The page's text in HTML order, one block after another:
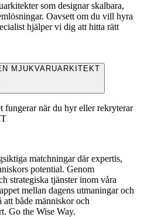
som designar skalbara,
Oavsett om du vill hyra
hjälper vi dig att hitta rätt
MJUKVARUARKITEKT
fungerar när du hyr eller rekryterar
matchningar där expertis,
potential. Genom
strategiska tjänster inom våra
mellan dagens utmaningar och
att både människor och
Go the Wise Way.